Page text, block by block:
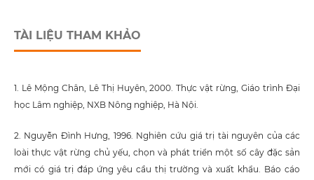
TÀI LIỆU THAM KHẢO
1. Lê Mộng Chân, Lê Thị Huyên, 2000. Thực vật rừng, Giáo trình Đại
học Lâm nghiệp, NXB Nông nghiệp, Hà Nội.
2. Nguyễn Đình Hưng, 1996. Nghiên cứu giá trị tài nguyên của các
loài thực vật rừng chủ yếu, chọn và phát triển một số cây đặc sản
mới có giá trị đáp ứng yêu cầu thị trường và xuất khẩu. Báo cáo